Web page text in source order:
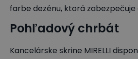
farbe dezénu, ktorá
Pohľadový chrbát
Kancelárske skrine MIRELLI